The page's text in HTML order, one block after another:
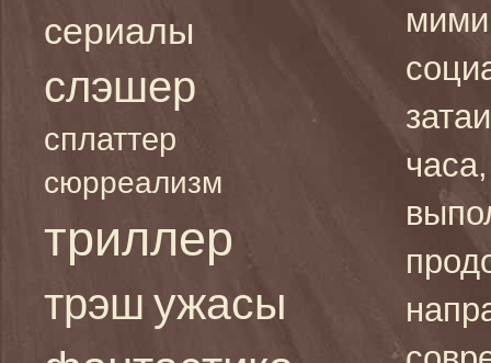
сериалы
слэшер
сплаттер
сюрреализм
триллер
трэш ужасы